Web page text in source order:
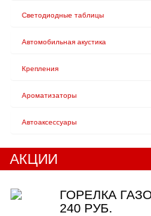
Светодиодные таблицы
Автомобильная акустика
Крепления
Ароматизаторы
Автоаксессуары
АКЦИИ
ГОРЕЛКА
240 РУБ.